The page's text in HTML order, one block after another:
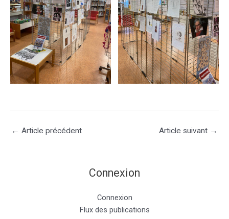
← Article précédent Article suivant →
Connexion
Connexion
Flux des publications